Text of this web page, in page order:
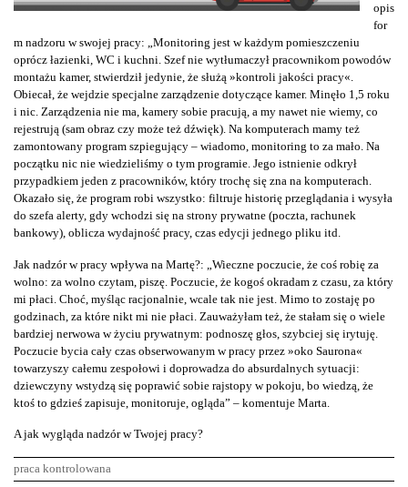
opis
for
m nadzoru w swojej pracy: „Monitoring jest w każdym pomieszczeniu
oprócz łazienki, WC i kuchni. Szef nie wytłumaczył pracownikom powodów
montażu kamer, stwierdził jedynie, że służą »kontroli jakości pracy«.
Obiecał, że wejdzie specjalne zarządzenie dotyczące kamer. Minęło 1,5 roku
i nic. Zarządzenia nie ma, kamery sobie pracują, a my nawet nie wiemy, co
rejestrują (sam obraz czy może też dźwięk). Na komputerach mamy też
zamontowany program szpiegujący – wiadomo, monitoring to za mało. Na
początku nic nie wiedzieliśmy o tym programie. Jego istnienie odkrył
przypadkiem jeden z pracowników, który trochę się zna na komputerach.
Okazało się, że program robi wszystko: filtruje historię przeglądania i wysyła
do szefa alerty, gdy wchodzi się na strony prywatne (poczta, rachunek
bankowy), oblicza wydajność pracy, czas edycji jednego pliku itd.
Jak nadzór w pracy wpływa na Martę?: „Wieczne poczucie, że coś robię za
wolno: za wolno czytam, piszę. Poczucie, że kogoś okradam z czasu, za który
mi płaci. Choć, myśląc racjonalnie, wcale tak nie jest. Mimo to zostaję po
godzinach, za które nikt mi nie płaci. Zauważyłam też, że stałam się o wiele
bardziej nerwowa w życiu prywatnym: podnoszę głos, szybciej się irytuję.
Poczucie bycia cały czas obserwowanym w pracy przez »oko Saurona«
towarzyszy całemu zespołowi i doprowadza do absurdalnych sytuacji:
dziewczyny wstydzą się poprawić sobie rajstopy w pokoju, bo wiedzą, że
ktoś to gdzieś zapisuje, monitoruje, ogląda” – komentuje Marta.
A jak wygląda nadzór w Twojej pracy?
praca kontrolowana